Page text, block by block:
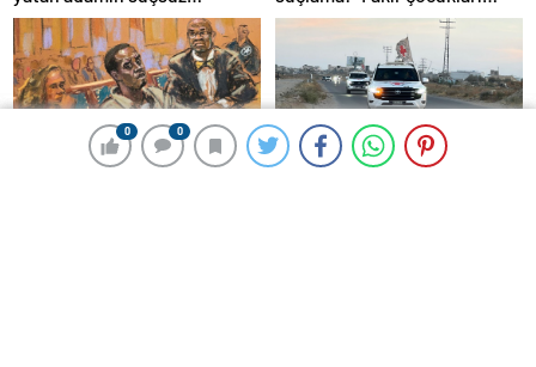
0 0
0 0
olduğunu ortaya çıkardı
öldürdü”